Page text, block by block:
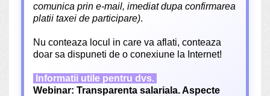
comunica prin e-mail, imediat dupa confirmarea
platii taxei de participare).
Nu conteaza locul in care va aflati, conteaza
doar sa dispuneti de o conexiune la Internet!
Informatii utile pentru dvs.
Webinar: Transparenta salariala. Aspecte